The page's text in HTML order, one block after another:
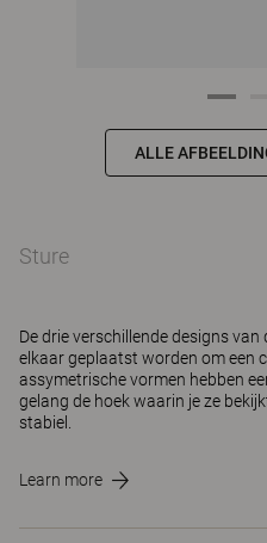
ALLE
Sture
De drie verschillende designs
elkaar geplaatst worden om een
assymetrische vormen hebben
gelang de hoek waarin je ze
stabiel.
Learn more